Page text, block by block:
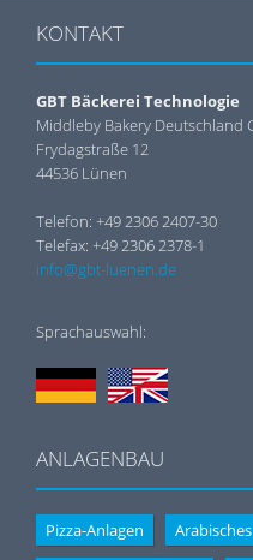
KONTAKT
GBT Bäckerei Technologie
Middleby Bakery Deutschland
Frydagstraße 12
44536 Lünen
Telefon: +49 2306 2407-30
Telefax: +49 2306 2378-1
info@gbt-luenen.de
Sprachauswahl:
ANLAGENBAU
Pizza-Anlagen